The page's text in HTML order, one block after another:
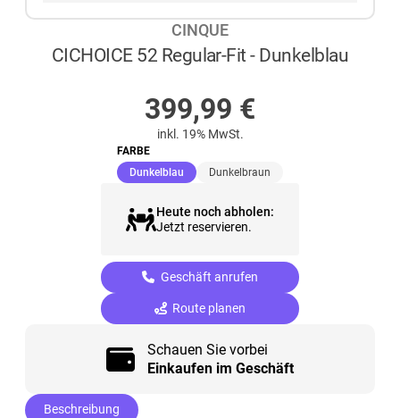
CINQUE
CICHOICE 52 Regular-Fit - Dunkelblau
399,99 €
inkl. 19% MwSt.
FARBE
Dunkelblau(ausgewählt)
Dunkelbraun
Heute noch abholen:
Jetzt reservieren.
Geschäft anrufen
Route planen
Schauen Sie vorbei
Einkaufen im Geschäft
Beschreibung